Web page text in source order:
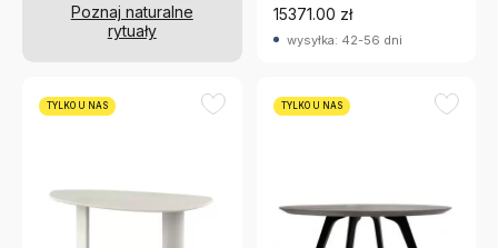
Poznaj naturalne
rytuały
15371.00 zł
wysyłka: 42-56 dni
TYLKO U NAS TYLKO U NAS